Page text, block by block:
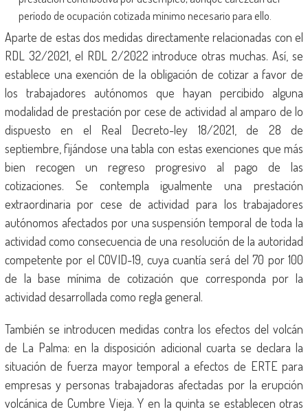
período de ocupación cotizada mínimo necesario para ello.
Aparte de estas dos medidas directamente relacionadas con el
RDL 32/2021, el RDL 2/2022 introduce otras muchas. Así, se
establece una exención de la obligación de cotizar a favor de
los trabajadores autónomos que hayan percibido alguna
modalidad de prestación por cese de actividad al amparo de lo
dispuesto en el Real Decreto-ley 18/2021, de 28 de
septiembre, fijándose una tabla con estas exenciones que más
bien recogen un regreso progresivo al pago de las
cotizaciones. Se contempla igualmente una prestación
extraordinaria por cese de actividad para los trabajadores
autónomos afectados por una suspensión temporal de toda la
actividad como consecuencia de una resolución de la autoridad
competente por el COVID-19, cuya cuantía será del 70 por 100
de la base mínima de cotización que corresponda por la
actividad desarrollada como regla general.
También se introducen medidas contra los efectos del volcán
de La Palma: en la disposición adicional cuarta se declara la
situación de fuerza mayor temporal a efectos de ERTE para
empresas y personas trabajadoras afectadas por la erupción
volcánica de Cumbre Vieja. Y en la quinta se establecen otras